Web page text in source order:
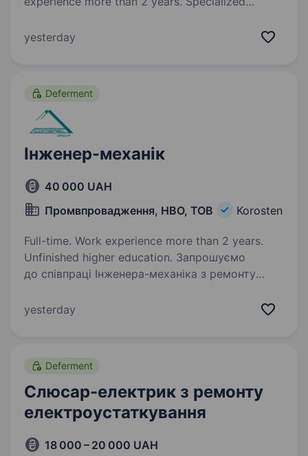
товариство «Запорізький
та обслуговування електрообладнання
залізничної інфраструктури…
yesterday
Deferment
Інженер-механік
40 000 UAH
Промвпровадження, НВО, ТОВ
Korosten
Full-time. Work experience more than 2 years.
Unfinished higher education. Запрошуємо
до співпраці Інженера-механіка з ремонту
та гідравлікою? Вмієш швидко знаходити
yesterday
Deferment
Слюсар-електрик з ремонту
електроустаткування
18 000 – 20 000 UAH